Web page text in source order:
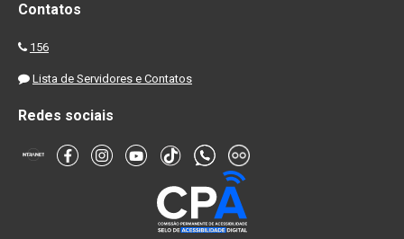
Contatos
156
Lista de Servidores e Contatos
Redes sociais